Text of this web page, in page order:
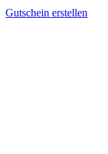
Gutschein erstellen